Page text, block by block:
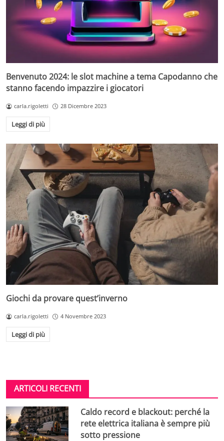
Benvenuto 2024: le slot machine a tema Capodanno che
stanno facendo impazzire i giocatori
carla.rigoletti 28 Dicembre 2023
Leggi di più
Giochi da provare quest’inverno
carla.rigoletti 4 Novembre 2023
Leggi di più
ARTICOLI RECENTI
Caldo record e blackout: perché la
rete elettrica italiana è sempre più
sotto pressione